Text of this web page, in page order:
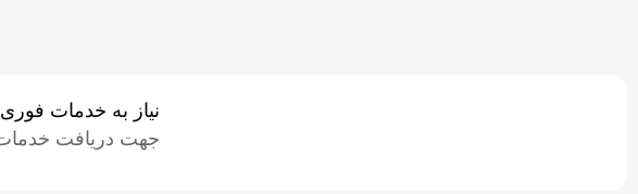
نیاز به خدمات فوری
جهت دریافت